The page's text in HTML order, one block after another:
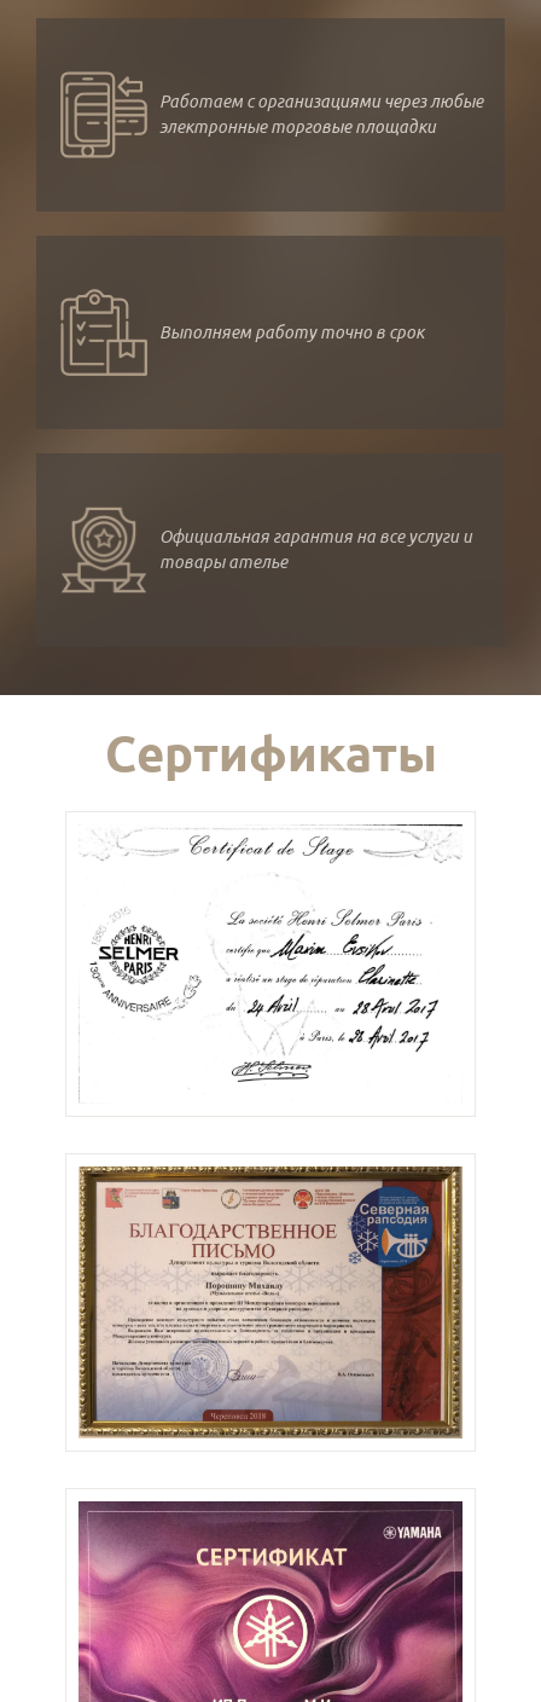
Работаем с организациями через любые
электронные торговые площадки
Выполняем работу точно в срок
Официальная гарантия на все услуги и
товары ателье
Сертификаты